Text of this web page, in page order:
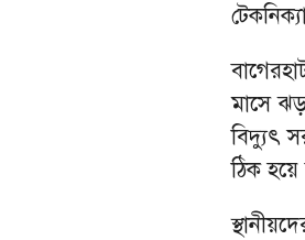
মাসে
বিদ্যুৎ
ঠিক হয়ে